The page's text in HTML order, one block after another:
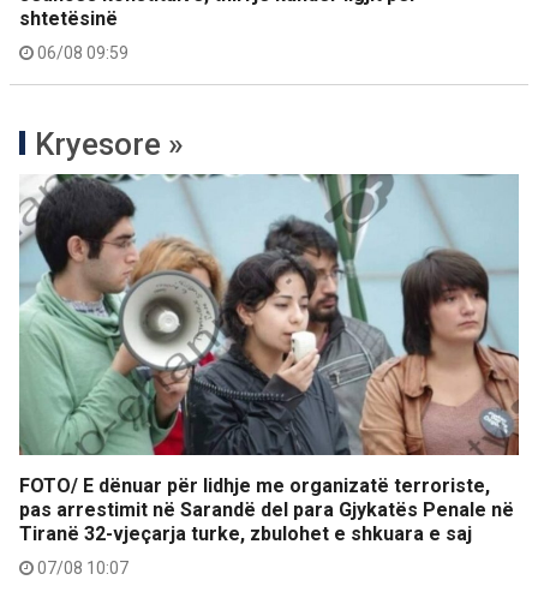
shtetësinë
06/08 09:59
Kryesore »
FOTO/ E dënuar për lidhje me organizatë terroriste,
pas arrestimit në Sarandë del para Gjykatës Penale në
Tiranë 32-vjeçarja turke, zbulohet e shkuara e saj
07/08 10:07